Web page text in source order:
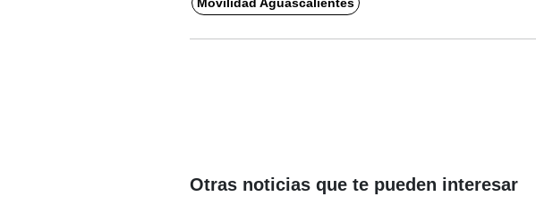
Otras noticias que te pueden interesar